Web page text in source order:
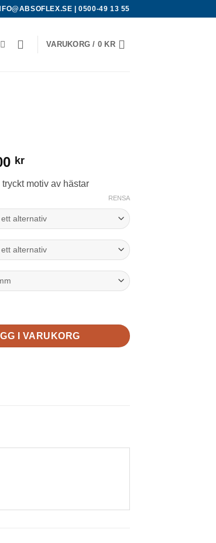
|0500-49 13 55
VARUKORG / 0 KR
kr
motiv av hästar
RENSA
I VARUKORG